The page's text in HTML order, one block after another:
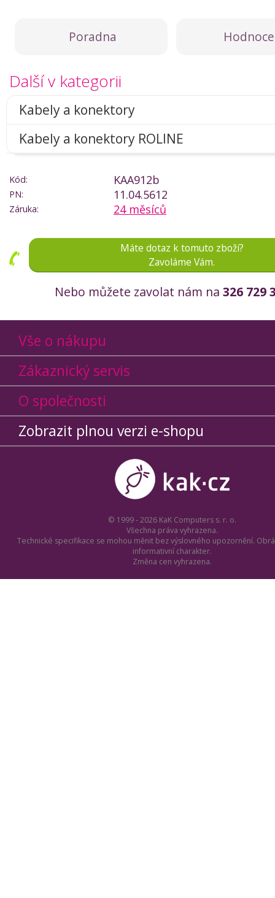
Poradna
Další v kategorii
Kabely a konektory
Kabely a konektory ROLINE
Kód: KAA912b
PN: 11.04.5612
Záruka: 24 měsíců
Máte dotaz k tomuto zboží?
Zavoláme Vám.
Nebo můžete zavolat nám na 326 729
Vše o nákupu
Zákaznický servis
O společnosti
Zobrazit plnou verzi e-shopu
© 1999 - 2026 KaK Computers s. r. o.
Všechna práva vyhrazena.
Technické specifikace se mohou měnit bez výslovného upozornění.
informativní charakter.
Změna cen vyhrazena.